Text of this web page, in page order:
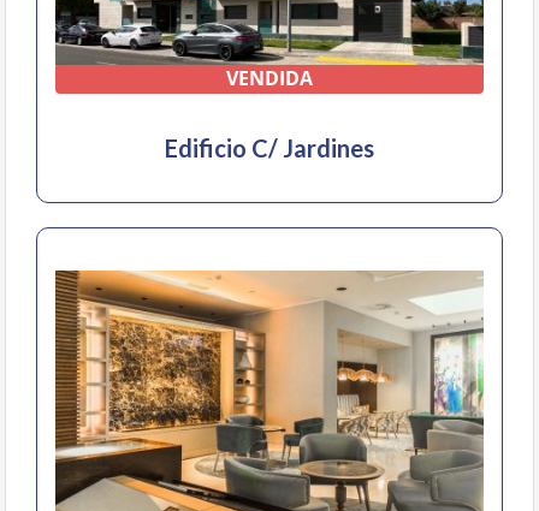
VENDIDA
Edificio C/ Jardines